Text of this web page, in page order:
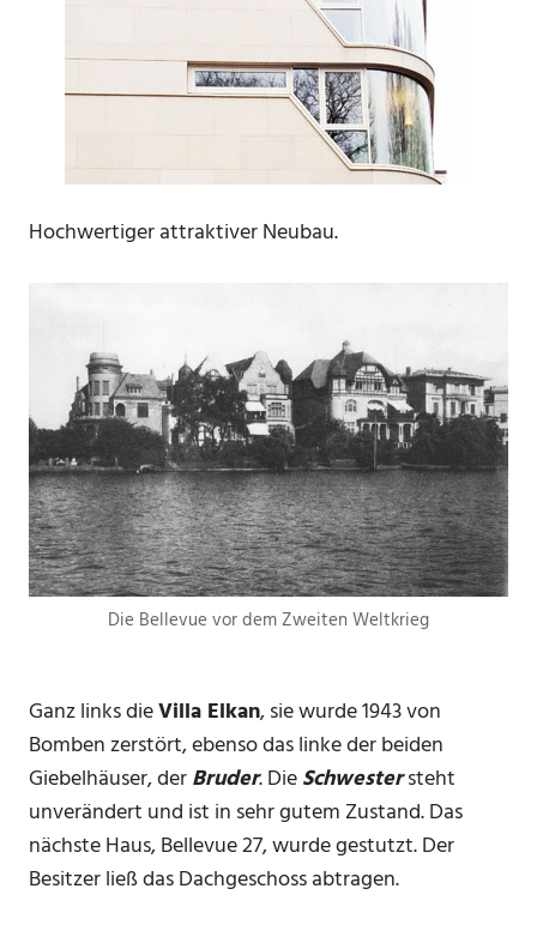
Hochwertiger attraktiver Neubau.
Die Bellevue vor dem Zweiten Weltkrieg
Ganz links dieVilla Elkan, sie wurde 1943 von
Bomben zerstört, ebenso das linke der beiden
Giebelhäuser, derBruder. DieSchwestersteht
unverändert und ist in sehr gutem Zustand. Das
nächste Haus, Bellevue 27, wurde gestutzt. Der
Besitzer ließ das Dachgeschoss abtragen.